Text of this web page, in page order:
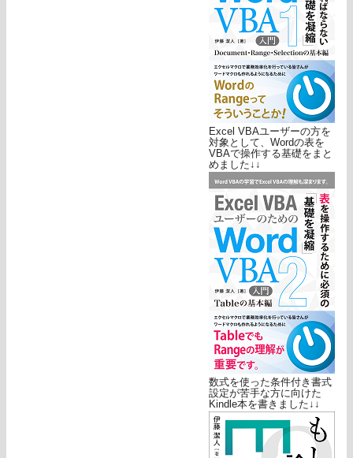
Excel VBAユーザーの方を
対象として、Wordの表を
VBAで操作する基礎をまと
めました↓↓
数式を使った条件付き書式
設定が苦手な方に向けた
Kindle本を書きました↓↓